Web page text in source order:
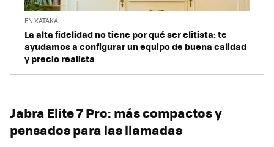
EN XATAKA
La alta fidelidad no tiene por qué ser elitista: te
ayudamos a configurar un equipo de buena calidad
y precio realista
Jabra Elite 7 Pro: más compactos y
pensados para las llamadas